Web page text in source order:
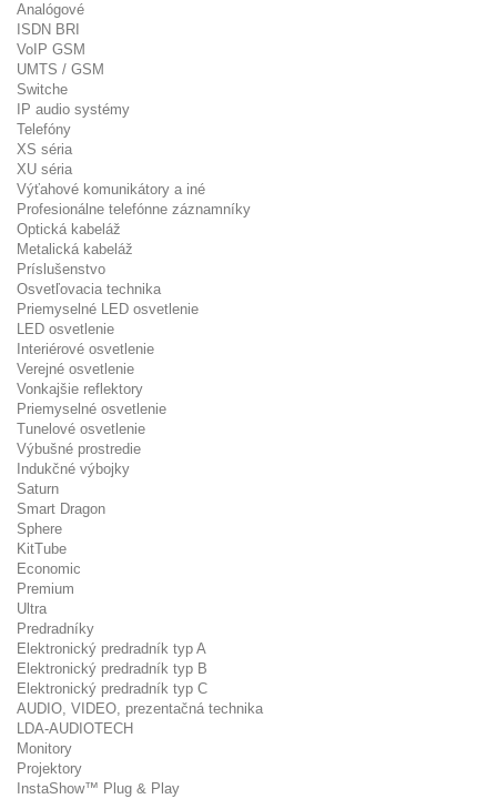
Analógové
ISDN BRI
VoIP GSM
UMTS / GSM
Switche
IP audio systémy
Telefóny
XS séria
XU séria
Výťahové komunikátory a iné
Profesionálne telefónne záznamníky
Optická kabeláž
Metalická kabeláž
Príslušenstvo
Osvetľovacia technika
Priemyselné LED osvetlenie
LED osvetlenie
Interiérové osvetlenie
Verejné osvetlenie
Vonkajšie reflektory
Priemyselné osvetlenie
Tunelové osvetlenie
Výbušné prostredie
Indukčné výbojky
Saturn
Smart Dragon
Sphere
KitTube
Economic
Premium
Ultra
Predradníky
Elektronický predradník typ A
Elektronický predradník typ B
Elektronický predradník typ C
AUDIO, VIDEO, prezentačná technika
LDA-AUDIOTECH
Monitory
Projektory
InstaShow™ Plug & Play